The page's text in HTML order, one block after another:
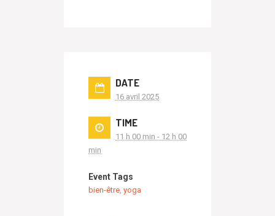
DATE
16 avril 2025
TIME
11 h 00 min - 12 h 00
min
Event Tags
bien-être yoga